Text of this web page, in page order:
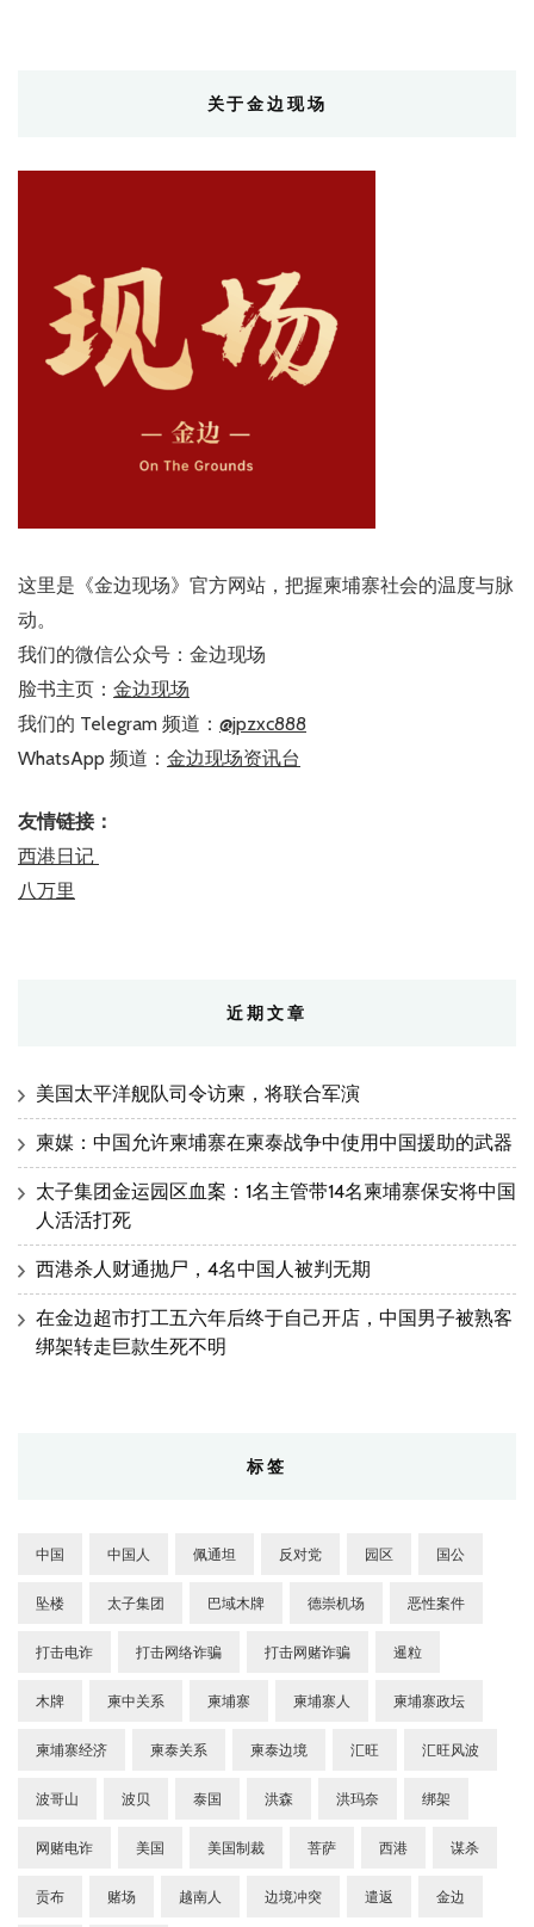
关于金边现场
这里是《金边现场》官方网站，把握柬埔寨社会的温度与脉
动。
我们的微信公众号：金边现场
脸书主页： 金边现场
我们的 Telegram 频道： @jpzxc888
WhatsApp 频道： 金边现场资讯台
友情链接：
西港日记
八万里
近期文章
美国太平洋舰队司令访柬，将联合军演
柬媒：中国允许柬埔寨在柬泰战争中使用中国援助的武器
太子集团金运园区血案：1名主管带14名柬埔寨保安将中国
人活活打死
西港杀人财通抛尸，4名中国人被判无期
在金边超市打工五六年后终于自己开店，中国男子被熟客
绑架转走巨款生死不明
标签
中国 中国人 佩通坦 反对党 园区 国公
坠楼 太子集团 巴域木牌 德崇机场 恶性案件
打击电诈 打击网络诈骗 打击网赌诈骗 暹粒
木牌 柬中关系 柬埔寨 柬埔寨人 柬埔寨政坛
柬埔寨经济 柬泰关系 柬泰边境 汇旺 汇旺风波
波哥山 波贝 泰国 洪森 洪玛奈 绑架
网赌电诈 美国 美国制裁 菩萨 西港 谋杀
贡布 赌场 越南人 边境冲突 遣返 金边